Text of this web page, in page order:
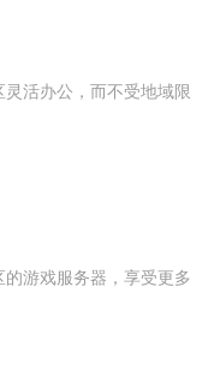
活办公，而不受地域限
游戏服务器，享受更多